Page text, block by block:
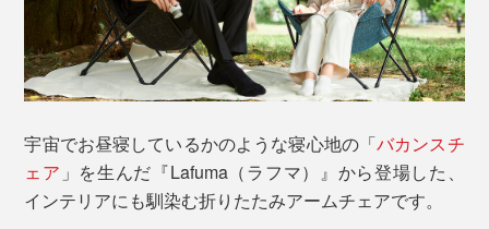
宇宙でお昼寝しているかのような寝心地の「バカンスチ
ェア 」を生んだ『Lafuma（ラフマ）』から登場した、
インテリアにも馴染む折りたたみアームチェアです。